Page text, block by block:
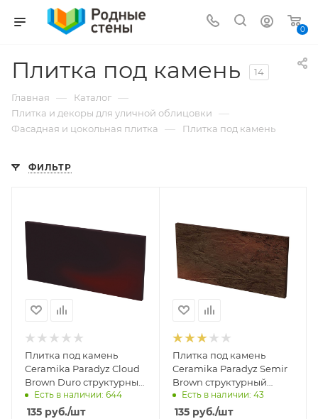
0
Плитка под камень 14
Главная — Каталог —
Плитка и декоры для уличной облицовки —
Фасадная и цокольная плитка — Плитка под камень
ФИЛЬТР
Плитка под камень
Ceramika Paradyz Cloud
Brown Duro структурный
300х148х11 мм
Есть в наличии: 644
135 руб./шт
Плитка под камень
Ceramika Paradyz Semir
Brown структурный
300х148х11 мм
Есть в наличии: 43
135руб./шт